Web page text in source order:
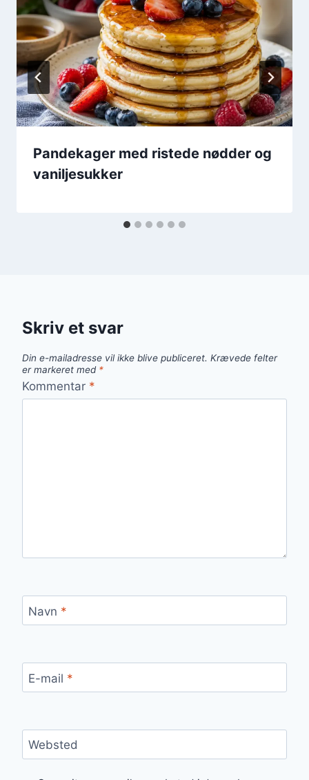
Pandekager med ristede nødder og
vaniljesukker
Skriv et svar
Din e-mailadresse vil ikke blive publiceret. Krævede felter
er markeret med *
Kommentar *
Navn *
E-mail *
Websted